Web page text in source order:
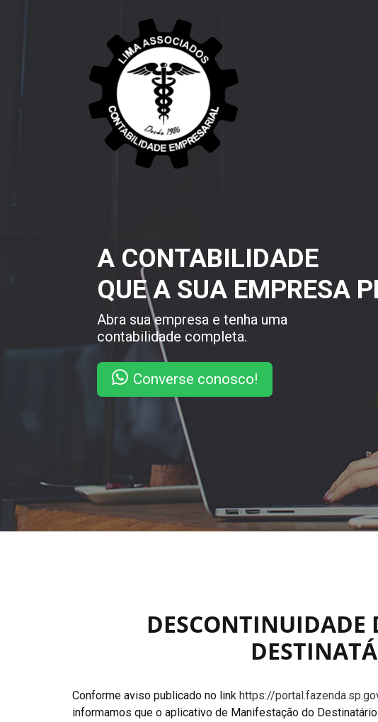
A CONTABILIDADE
QUE A SUA EMPRESA
Abra sua empresa e tenha uma
contabilidade completa.
Converse conosco!
DESCONTINUIDADE
Conforme aviso publicado no link https://
informamos que o aplicativo de Manifestação do